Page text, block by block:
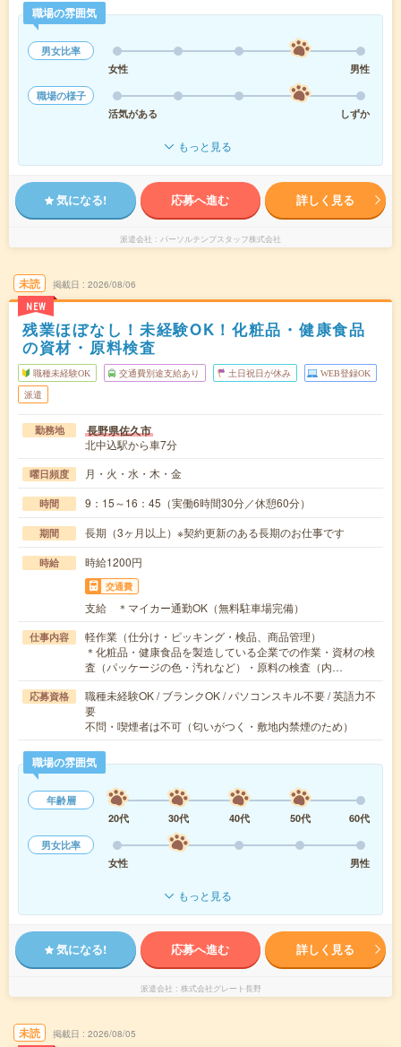
職場の雰囲気
男女比率
女性
男性
職場の様子
活気がある
しずか
もっと見る
気になる! 応募へ進む 詳しく見る
派遣会社 パーソルテンプスタッフ株式会社
未読
NEW
掲載日 2026/08/06
残業ほぼなし！未経験OK！化粧品・健康食品
の資材・原料検査
職種未経験OK 交通費別途支給あり 土日祝日が休み WEB登録OK
派遣
勤務地 長野県佐久市
北中込駅から車7分
曜日頻度 月・火・水・木・金
時間 9：15～16：45（実働6時間30分／休憩60分）
期間 長期（3ヶ月以上）※契約更新のある長期のお仕事です
時給 時給1200円
交通費
支給 ＊マイカー通勤OK（無料駐車場完備）
仕事内容
軽作業（仕分け・ピッキング・検品、商品管理）
＊化粧品・健康食品を製造している企業での作業・資材の検
査（パッケージの色・汚れなど）・原料の検査（内…
応募資格
職種未経験OK / ブランクOK / パソコンスキル不要 / 英語力不
要
不問・喫煙者は不可（匂いがつく・敷地内禁煙のため）
職場の雰囲気
年齢層
20代
30代 40代 50代
60代
男女比率
女性
男性
もっと見る
気になる! 応募へ進む 詳しく見る
派遣会社 株式会社グレート長野
未読 掲載日 2026/08/05